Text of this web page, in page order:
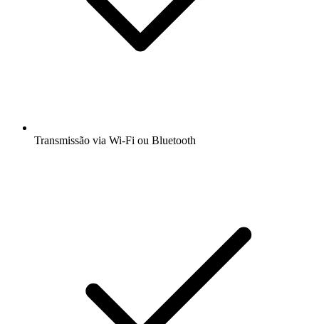
Transmissão via Wi-Fi ou Bluetooth